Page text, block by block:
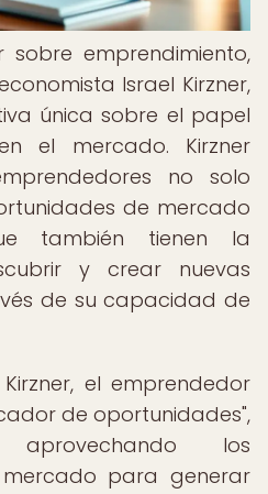
sobre emprendimiento,
Israel Kirzner,
única sobre el papel
el mercado. Kirzner
no solo
de mercado
también tienen la
y crear nuevas
de su capacidad de
el emprendedor
de oportunidades",
los
para generar